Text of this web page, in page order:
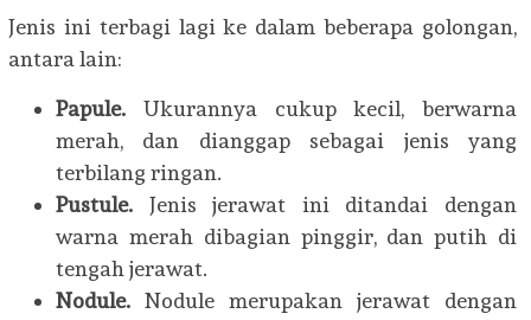
Jenis ini terbagi lagi ke dalam beberapa golongan,
antara lain:
Papule. Ukurannya cukup kecil, berwarna
merah, dan dianggap sebagai jenis yang
terbilang ringan.
Pustule. Jenis jerawat ini ditandai dengan
warna merah dibagian pinggir, dan putih di
tengah jerawat.
Nodule. Nodule merupakan jerawat dengan